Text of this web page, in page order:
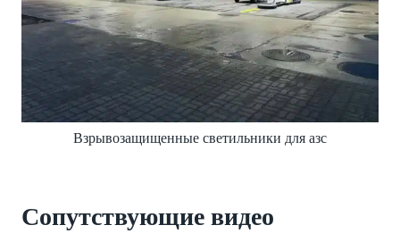
Взрывозащищенные светильники для азс
Сопутствующие видео